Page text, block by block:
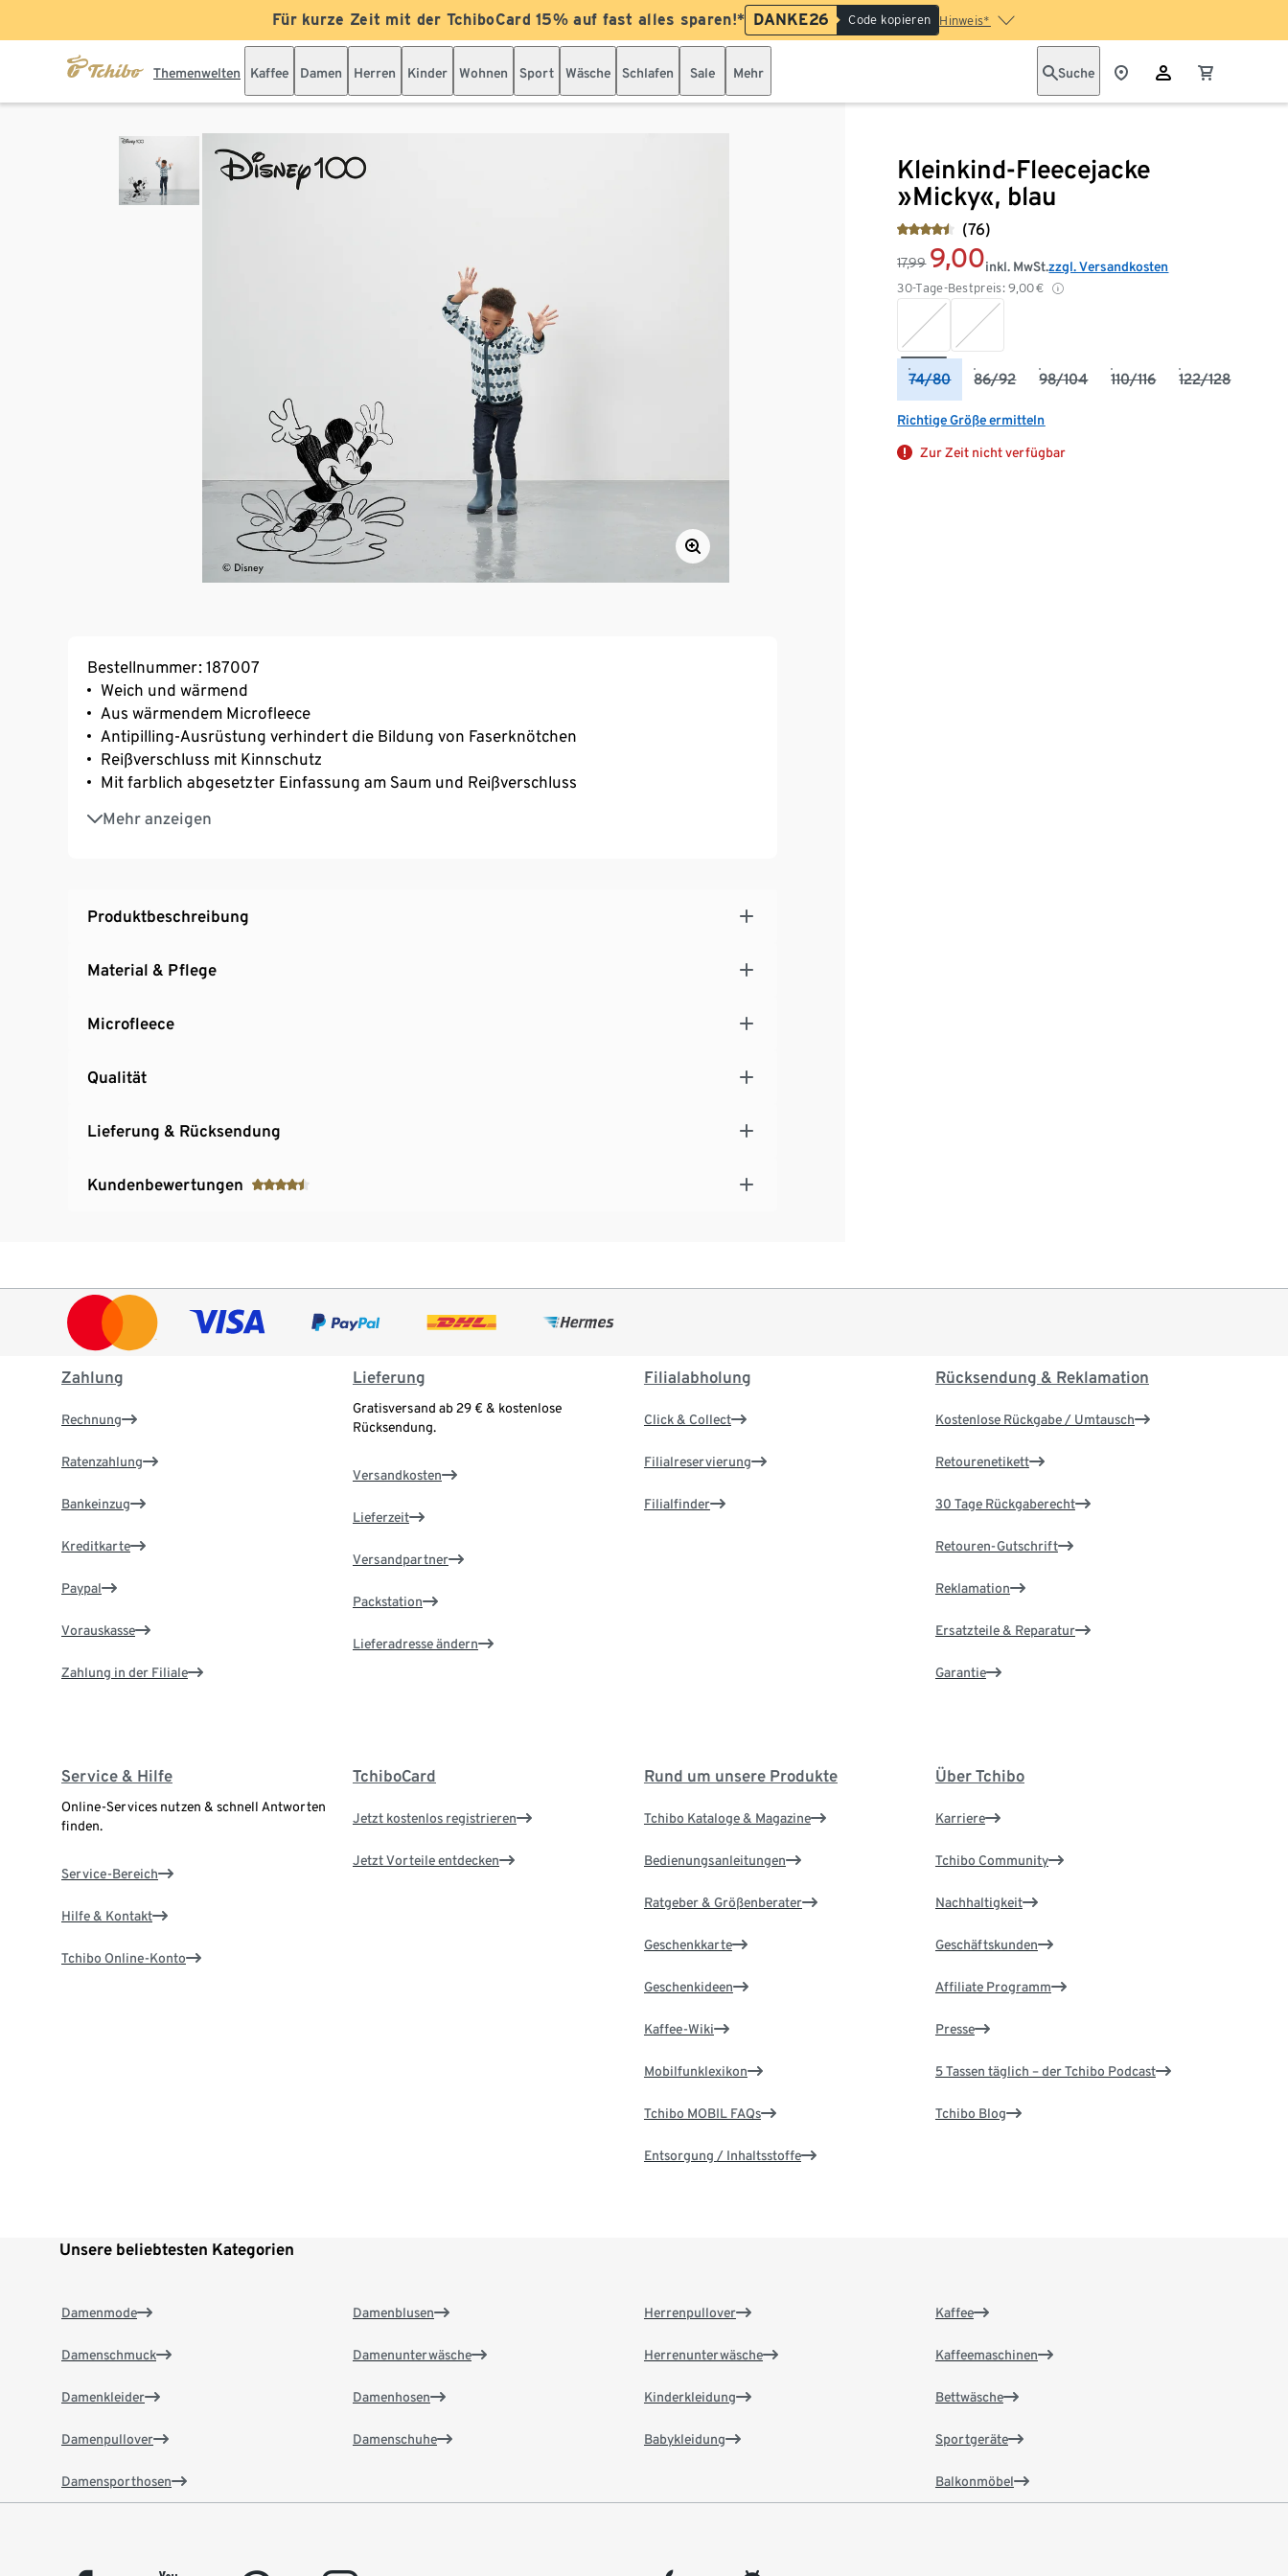
Für kurze Zeit mit der TchiboCard 15% auf fast alles sparen!* DANKE26 Code kopieren Hinweis*
Themenwelten Kaffee Damen Herren Kinder Wohnen Sport Wäsche Schlafen Sale Mehr Suche
Kleinkind-Fleecejacke
»Micky«, blau
(76)
17,99 9,00
30-Tage-Bestpreis: 9,00€
inkl. MwSt.zzgl. Versandkosten
74/80 86/92 98/104 110/116 122/128
Richtige Größe ermitteln
Zur Zeit nicht verfügbar
Bestellnummer: 187007
Weich und wärmend
Aus wärmendem Microfleece
Antipilling-Ausrüstung verhindert die Bildung von Faserknötchen
Reißverschluss mit Kinnschutz
Mit farblich abgesetzter Einfassung am Saum und Reißverschluss
Mehr anzeigen
Mit Micky-Print
Produktbeschreibung
Material & Pflege
Microfleece
Qualität
Lieferung & Rücksendung
Kundenbewertungen
Zahlung
Rechnung
Ratenzahlung
Bankeinzug
Kreditkarte
Paypal
Vorauskasse
Zahlung in der Filiale
Lieferung
Gratisversand ab 29 € & kostenlose
Rücksendung.
Versandkosten
Lieferzeit
Versandpartner
Packstation
Lieferadresse ändern
Filialabholung
Click & Collect
Filialreservierung
Filialfinder
Rücksendung & Reklamation
Kostenlose Rückgabe / Umtausch
Retourenetikett
30 Tage Rückgaberecht
Retouren-Gutschrift
Reklamation
Ersatzteile & Reparatur
Garantie
Service & Hilfe
Online-Services nutzen & schnell Antworten
finden.
Service-Bereich
Hilfe & Kontakt
Tchibo Online-Konto
TchiboCard
Jetzt kostenlos registrieren
Jetzt Vorteile entdecken
Rund um unsere Produkte
Tchibo Kataloge & Magazine
Bedienungsanleitungen
Ratgeber & Größenberater
Geschenkkarte
Geschenkideen
Kaffee-Wiki
Mobilfunklexikon
Tchibo MOBIL FAQs
Entsorgung / Inhaltsstoffe
Über Tchibo
Karriere
Tchibo Community
Nachhaltigkeit
Geschäftskunden
Affiliate Programm
Presse
5 Tassen täglich – der Tchibo Podcast
Tchibo Blog
Unsere beliebtesten Kategorien
Damenmode
Damenschmuck
Damenkleider
Damenpullover
Damensporthosen
Damenblusen
Damenunterwäsche
Damenhosen
Damenschuhe
Herrenpullover
Herrenunterwäsche
Kinderkleidung
Babykleidung
Kaffee
Kaffeemaschinen
Bettwäsche
Sportgeräte
Balkonmöbel